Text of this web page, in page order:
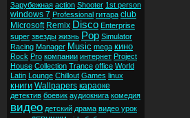
Зарубежная action Shooter 1st person
windows 7 Professional гитара club
Microsoft Remix Disco Enterprise
super звезды жизнь Pop Simulator
Racing Manager Music mega кино
Rock Pro компании интернет Project
House Collection Trance office World
Latin Lounge Chillout Games linux
книги Wallpapers караоке
детектив боевик аудиокнига комедия
видео детский драма видео урок